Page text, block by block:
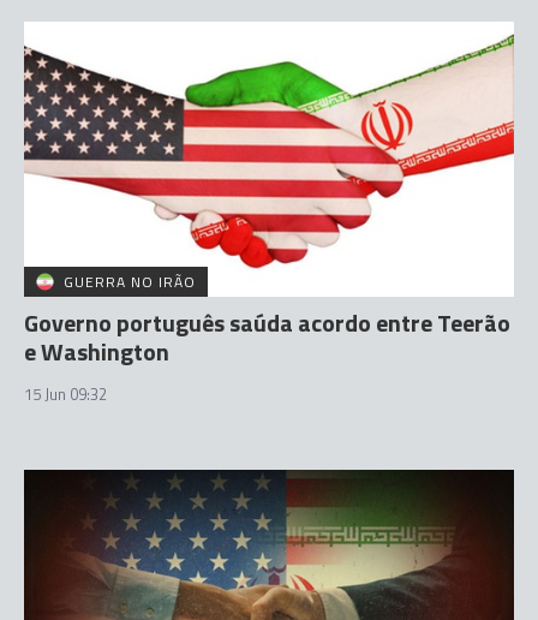
GUERRA NO IRÃO
Governo português saúda acordo entre Teerão
e Washington
15 Jun 09:32